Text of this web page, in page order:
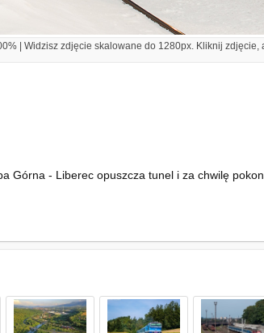
| Widzisz zdjęcie skalowane do 1280px. Kliknij
Górna - Liberec opuszcza tunel i za chwilę